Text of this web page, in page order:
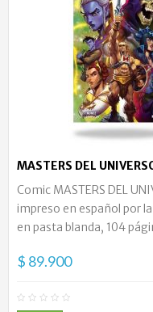
MASTERS DEL
Comic MASTERS DEL
impreso en español por
en pasta blanda, 104
$ 89.900